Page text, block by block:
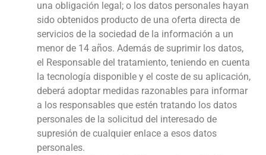
una obligación legal; o los datos personales hayan
sido obtenidos producto de una oferta directa de
servicios de la sociedad de la información a un
menor de 14 años. Además de suprimir los datos,
el Responsable del tratamiento, teniendo en cuenta
la tecnología disponible y el coste de su aplicación,
deberá adoptar medidas razonables para informar
a los responsables que estén tratando los datos
personales de la solicitud del interesado de
supresión de cualquier enlace a esos datos
personales.